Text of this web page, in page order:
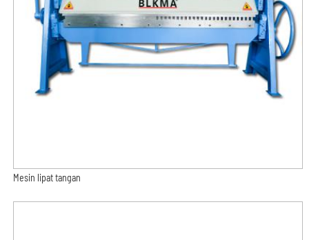
Mesin lipat tangan